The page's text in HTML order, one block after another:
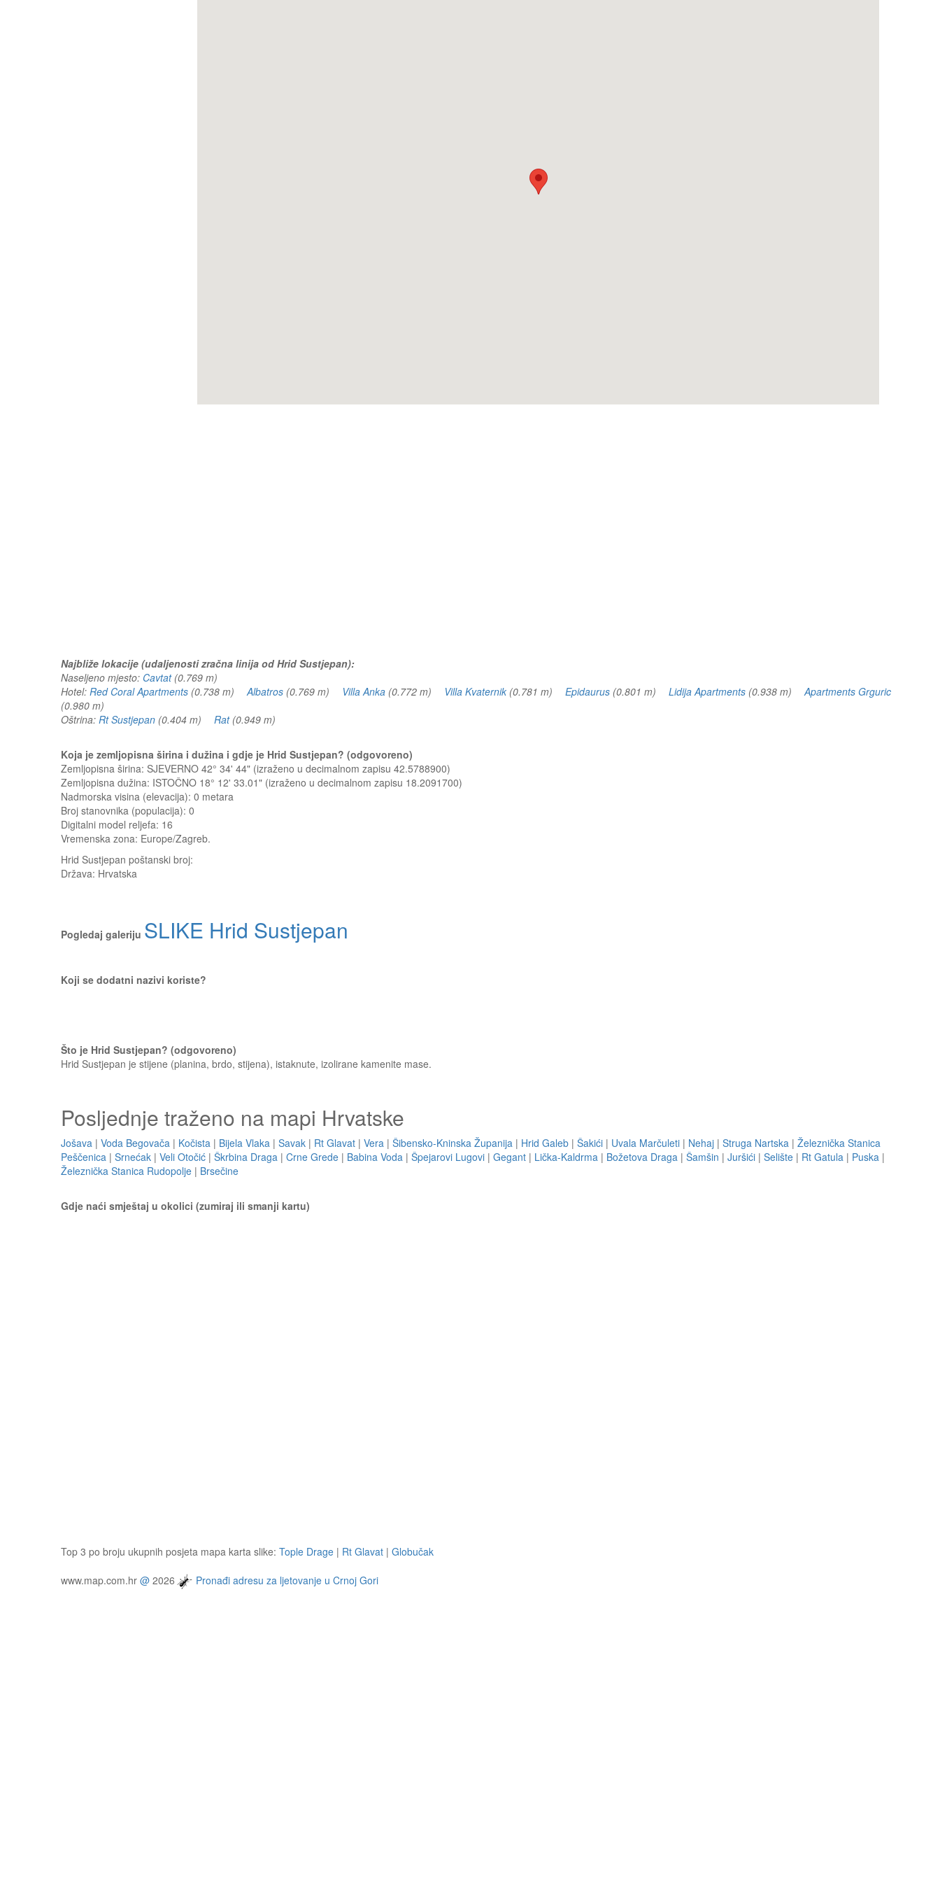
Najbliže lokacije (udaljenosti zračna linija od Hrid Sustjepan):
Naseljeno mjesto: Cavtat(0.769 m)
Hotel: Red Coral Apartments (0.738 m)Albatros (0.769 m) Villa Anka (0.772 m) Villa Kvaternik (0.781 m) Epidaurus (0.801 m) Lidija Apartments (0.938 m)Apartments Grguric
(0.980 m)
Oštrina: Rt Sustjepan (0.404 m) Rat(0.949 m)
Koja je zemljopisna širina i dužina i gdje je Hrid Sustjepan? (odgovoreno)
Zemljopisna širina: SJEVERNO 42° 34' 44" (izraženo u decimalnom zapisu 42.5788900)
Zemljopisna dužina: ISTOČNO 18° 12' 33.01" (izraženo u decimalnom zapisu 18.2091700)
Nadmorska visina (elevacija): 0 metara
Broj stanovnika (populacija): 0
Digitalni model reljefa: 16
Vremenska zona: Europe/Zagreb.
Hrid Sustjepan poštanski broj:
Država: Hrvatska
Pogledaj galeriju SLIKE Hrid Sustjepan
Koji se dodatni nazivi koriste?
Što je Hrid Sustjepan? (odgovoreno)
Hrid Sustjepan je stijene (planina, brdo, stijena), istaknute, izolirane kamenite mase.
Posljednje traženo na mapi Hrvatske
Jošava | Voda Begovača | Kočista | Bijela Vlaka | Savak | Rt Glavat | Vera | Šibensko-Kninska Županija | Hrid Galeb | Šakići | Uvala Marčuleti | Nehaj | Struga Nartska | Železnička Stanica
Peščenica | Srnećak | Veli Otočić | Škrbina Draga | Crne Grede | Babina Voda | Špejarovi Lugovi | Gegant | Lička-Kaldrma | Božetova Draga | Šamšin | Juršići | Selište | Rt Gatula | Puska |
Železnička Stanica Rudopolje | Brsečine
Gdje naći smještaj u okolici (zumiraj ili smanji kartu)
Top 3 po broju ukupnih posjeta mapa karta slike: Tople Drage | Rt Glavat | Globučak
www.map.com.hr @ 2026 Pronađi adresu za ljetovanje u Crnoj Gori